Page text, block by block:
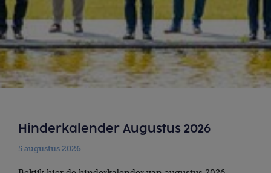
Hinderkalender Augustus 2026
5 augustus 2026